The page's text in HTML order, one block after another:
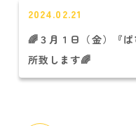
2024.02.21
🌈３月１日（金）『
所致します🌈